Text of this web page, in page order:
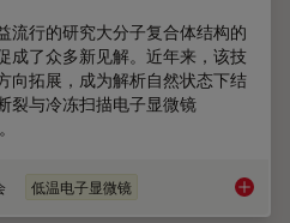
流行的研究大分子复合体结构的
成了众多新见解。近年来，该技
向拓展，成为解析自然状态下结
裂与冷冻扫描电子显微镜
低温电子显微镜 冷冻电